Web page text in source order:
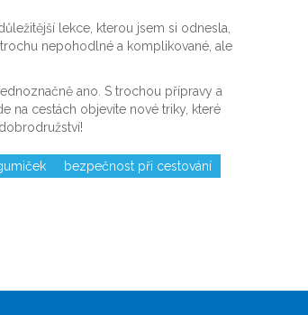
lekce, kterou jsem si odnesla,
nepohodlné a komplikované, ale
ano. S trochou přípravy a
na cestách objevíte nové triky, které
bezpečnost při cestování